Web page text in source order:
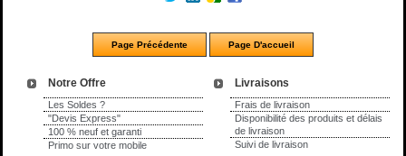
Notre Offre
Les Soldes ?
"Devis Express"
100 % neuf et garanti
Primo sur votre mobile
Livraisons
Frais de livraison
Disponibilité des produits et délais
de livraison
Suivi de livraison